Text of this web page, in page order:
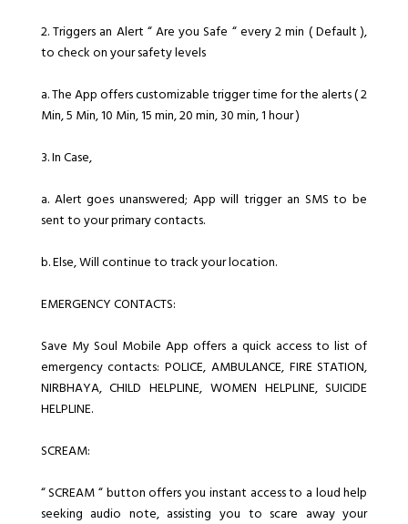
2. Triggers an Alert “ Are you Safe “ every 2 min ( Default ),
to check on your safety levels
a. The App offers customizable trigger time for the alerts ( 2
Min, 5 Min, 10 Min, 15 min, 20 min, 30 min, 1 hour )
3. In Case,
a. Alert goes unanswered; App will trigger an SMS to be
sent to your primary contacts.
b. Else, Will continue to track your location.
EMERGENCY CONTACTS:
Save My Soul Mobile App offers a quick access to list of
emergency contacts: POLICE, AMBULANCE, FIRE STATION,
NIRBHAYA, CHILD HELPLINE, WOMEN HELPLINE, SUICIDE
HELPLINE.
SCREAM:
“ SCREAM “ button offers you instant access to a loud help
seeking audio note, assisting you to scare away your